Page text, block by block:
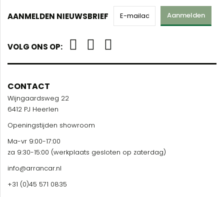
AANMELDEN NIEUWSBRIEF Aanmelden
VOLG ONS OP:
CONTACT
Wijngaardsweg 22
6412 PJ Heerlen
Openingstijden showroom
Ma-vr 9:00-17:00
za 9:30-15:00 (werkplaats gesloten op zaterdag)
info@arrancar.nl
+31 (0)45 571 0835